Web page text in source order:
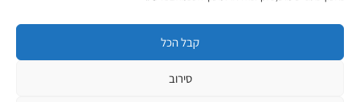
קבל הכל
סירוב